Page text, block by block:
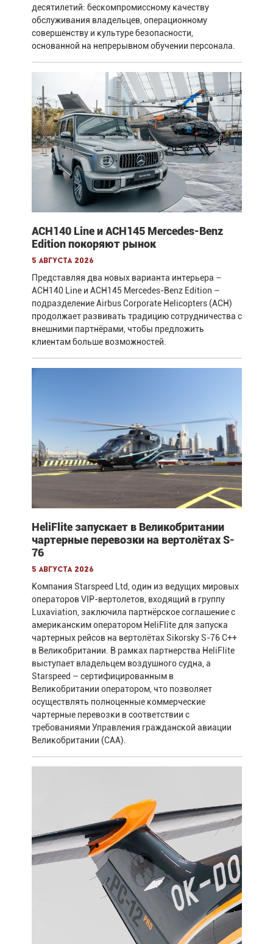
десятилетий: бескомпромиссному качеству
обслуживания владельцев, операционному
совершенству и культуре безопасности,
основанной на непрерывном обучении персонала.
ACH140 Line и ACH145 Mercedes-Benz
Edition покоряют рынок
5 августа 2026
Представляя два новых варианта интерьера –
ACH140 Line и ACH145 Mercedes-Benz Edition –
подразделение Airbus Corporate Helicopters (ACH)
продолжает развивать традицию сотрудничества с
внешними партнёрами, чтобы предложить
клиентам больше возможностей.
HeliFlite запускает в Великобритании
чартерные перевозки на вертолётах S-
76
5 августа 2026
Компания Starspeed Ltd, один из ведущих мировых
операторов VIP-вертолетов, входящий в группу
Luxaviation, заключила партнёрское соглашение с
американским оператором HeliFlite для запуска
чартерных рейсов на вертолётах Sikorsky S-76 C++
в Великобритании. В рамках партнерства HeliFlite
выступает владельцем воздушного судна, а
Starspeed – сертифицированным в
Великобритании оператором, что позволяет
осуществлять полноценные коммерческие
чартерные перевозки в соответствии с
требованиями Управления гражданской авиации
Великобритании (CAA).